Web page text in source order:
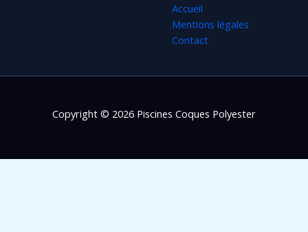
Accueil
Mentions légales
Contact
Copyright © 2026 Piscines Coques Polyester